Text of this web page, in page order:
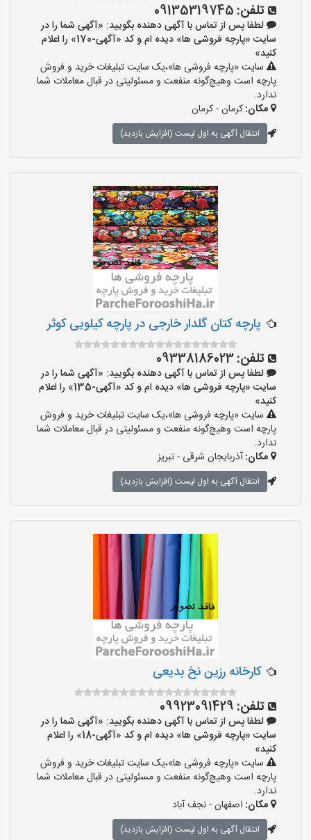
تلفن: 09135319745
لطفا پس از تماس با آگهی دهنده بگویید: «آگهی شما را در
سایت «پارچه فروشی ها» دیده ام و کد «آگهی-170» را اعلام
کنید»
سایت «پارچه فروشی ها»،یک سایت تبلیغات خرید و فروش
پارچه است وهیچ‌گونه منفعت و مسئولیتی در قبال معاملات شما
ندارد.
مکان:کرمان - کرمان
انتقال آگهی به اول لیست (افزایش بازدید)
پارچه کتان گلدار خارجی در پارچه کیلویی کوثر
تلفن:09338186023
لطفا پس از تماس با آگهی دهنده بگویید: «آگهی شما را در
سایت «پارچه فروشی ها» دیده ام و کد «آگهی-135» را اعلام
کنید»
سایت «پارچه فروشی ها»،یک سایت تبلیغات خرید و فروش
پارچه است وهیچ‌گونه منفعت و مسئولیتی در قبال معاملات شما
ندارد.
مکان:آذربایجان شرقی - تبریز
انتقال آگهی به اول لیست (افزایش بازدید)
کارخانه رزین نخ بدیعی
تلفن: 09923091429
لطفا پس از تماس با آگهی دهنده بگویید: «آگهی شما را در
سایت «پارچه فروشی ها» دیده ام و کد «آگهی-18» را اعلام
کنید»
سایت «پارچه فروشی ها»،یک سایت تبلیغات خرید و فروش
پارچه است وهیچ‌گونه منفعت و مسئولیتی در قبال معاملات شما
ندارد.
مکان: اصفهان - نجف‌ آباد
انتقال آگهی به اول لیست (افزایش بازدید)